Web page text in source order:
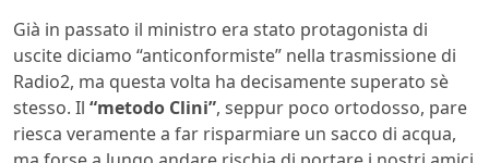
Già in passato il ministro era stato protagonista di
uscite diciamo “anticonformiste” nella trasmissione di
Radio2, ma questa volta ha decisamente superato sè
stesso. Il “metodo Clini”, seppur poco ortodosso, pare
riesca veramente a far risparmiare un sacco di acqua,